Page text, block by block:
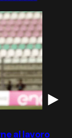
al lavoro